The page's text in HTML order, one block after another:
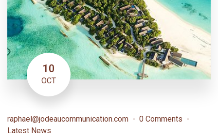
10
OCT
raphael@jodeaucommunication.com
0 Comments
Latest News